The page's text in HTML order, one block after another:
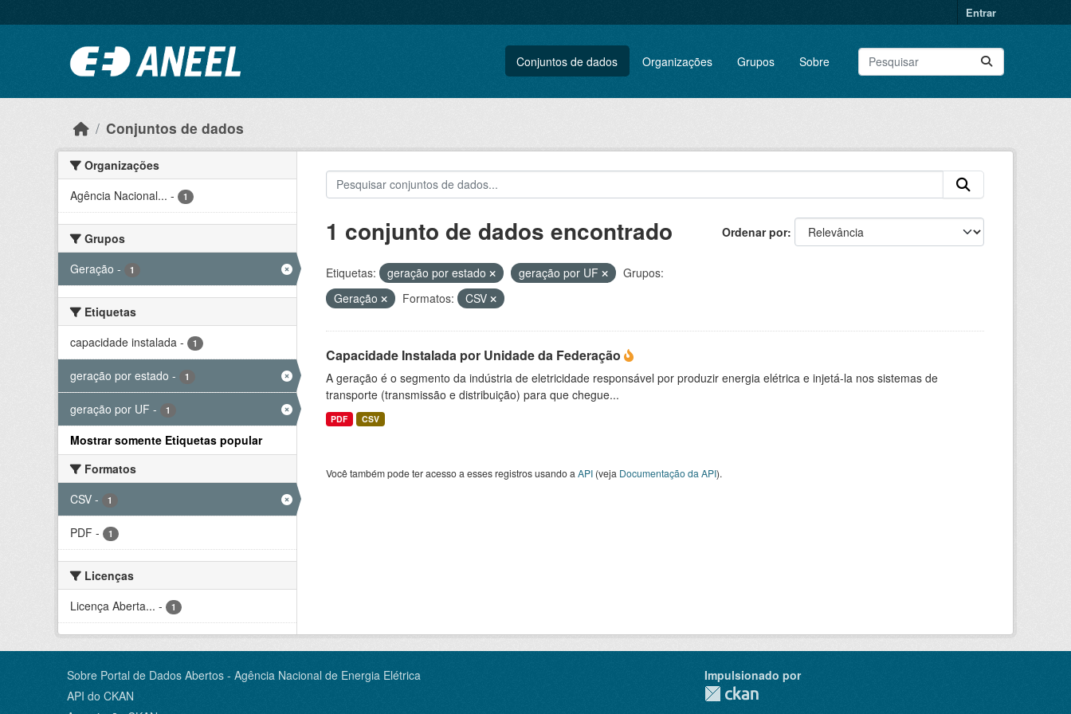
Entrar
Conjuntos de dados Organizações Grupos Sobre
Conjuntos de dados
Organizações
Agência Nacional... - 1
Grupos
Geração - 1
Etiquetas
capacidade instalada - 1
geração por estado - 1
geração por UF - 1
Mostrar somente Etiquetas popular
Formatos
CSV - 1
PDF - 1
Licenças
Licença Aberta... - 1
Ordenar por
1 conjunto de dados encontrado
Etiquetas: geração por estado geração por UF
Grupos:
Geração
Formatos: CSV
Capacidade Instalada por Unidade da Federação
A geração é o segmento da indústria de eletricidade responsável por produzir energia elétrica e injetá-la nos sistemas de
transporte (transmissão e distribuição) para que chegue...
PDF CSV
Você também pode ter acesso a esses registros usando a API(veja Documentação da API).
Sobre Portal de Dados Abertos - Agência Nacional de Energia Elétrica
API do CKAN
Impulsionado por